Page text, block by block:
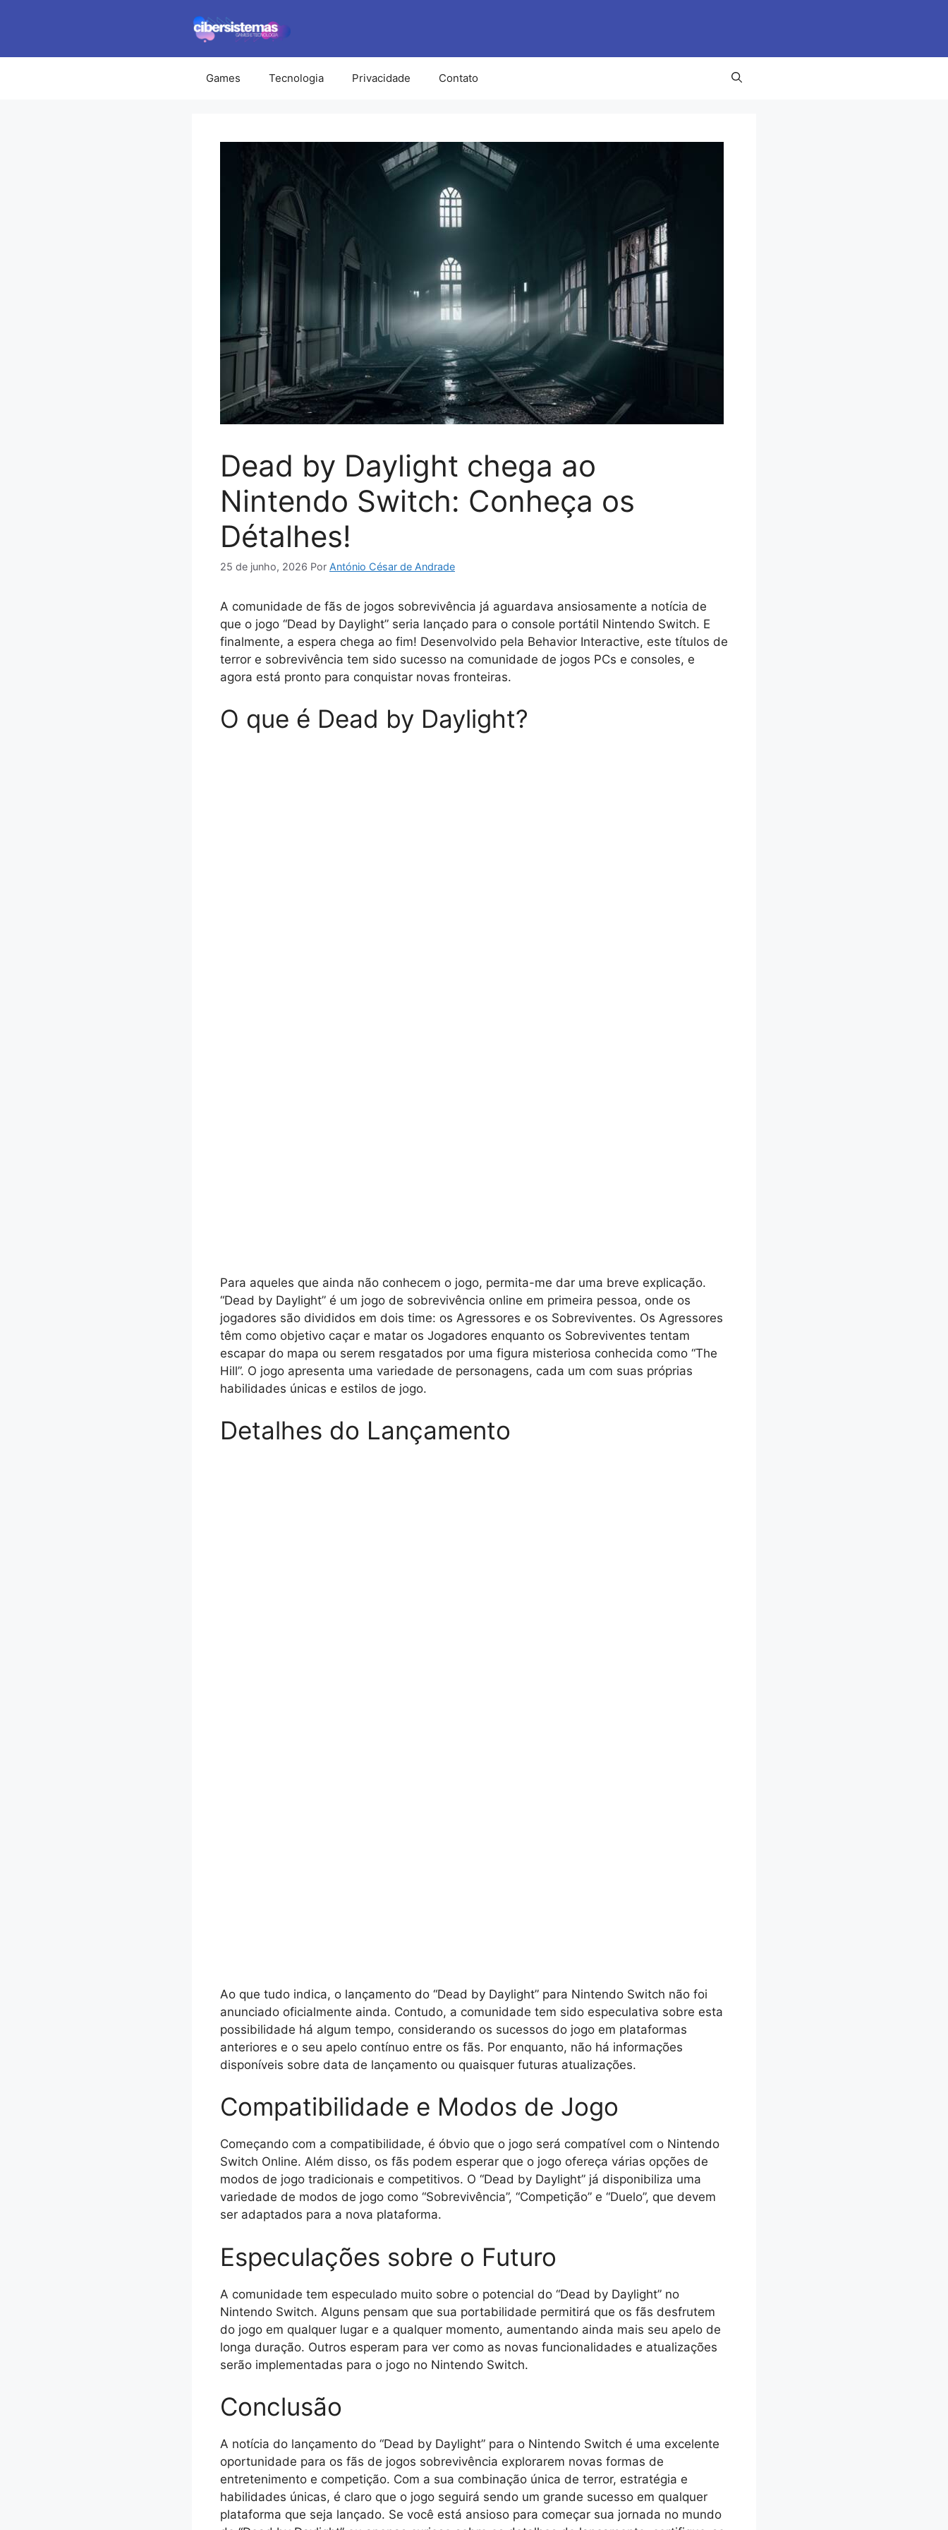
conteúdo
Games Tecnologia Privacidade Contato
Dead by Daylight chega ao
Nintendo Switch: Conheça os
Détalhes!
25 de junho, 2026 Por António César de Andrade
A comunidade de fãs de jogos sobrevivência já aguardava ansiosamente a notícia de
que o jogo “Dead by Daylight” seria lançado para o console portátil Nintendo Switch. E
finalmente, a espera chega ao fim! Desenvolvido pela Behavior Interactive, este títulos de
terror e sobrevivência tem sido sucesso na comunidade de jogos PCs e consoles, e
agora está pronto para conquistar novas fronteiras.
O que é Dead by Daylight?
Para aqueles que ainda não conhecem o jogo, permita-me dar uma breve explicação.
“Dead by Daylight” é um jogo de sobrevivência online em primeira pessoa, onde os
jogadores são divididos em dois time: os Agressores e os Sobreviventes. Os Agressores
têm como objetivo caçar e matar os Jogadores enquanto os Sobreviventes tentam
escapar do mapa ou serem resgatados por uma figura misteriosa conhecida como “The
Hill”. O jogo apresenta uma variedade de personagens, cada um com suas próprias
habilidades únicas e estilos de jogo.
Detalhes do Lançamento
Ao que tudo indica, o lançamento do “Dead by Daylight” para Nintendo Switch não foi
anunciado oficialmente ainda. Contudo, a comunidade tem sido especulativa sobre esta
possibilidade há algum tempo, considerando os sucessos do jogo em plataformas
anteriores e o seu apelo contínuo entre os fãs. Por enquanto, não há informações
disponíveis sobre data de lançamento ou quaisquer futuras atualizações.
Compatibilidade e Modos de Jogo
Começando com a compatibilidade, é óbvio que o jogo será compatível com o Nintendo
Switch Online. Além disso, os fãs podem esperar que o jogo ofereça várias opções de
modos de jogo tradicionais e competitivos. O “Dead by Daylight” já disponibiliza uma
variedade de modos de jogo como “Sobrevivência”, “Competição” e “Duelo”, que devem
ser adaptados para a nova plataforma.
Especulações sobre o Futuro
A comunidade tem especulado muito sobre o potencial do “Dead by Daylight” no
Nintendo Switch. Alguns pensam que sua portabilidade permitirá que os fãs desfrutem
do jogo em qualquer lugar e a qualquer momento, aumentando ainda mais seu apelo de
longa duração. Outros esperam para ver como as novas funcionalidades e atualizações
serão implementadas para o jogo no Nintendo Switch.
Conclusão
A notícia do lançamento do “Dead by Daylight” para o Nintendo Switch é uma excelente
oportunidade para os fãs de jogos sobrevivência explorarem novas formas de
entretenimento e competição. Com a sua combinação única de terror, estratégia e
habilidades únicas, é claro que o jogo seguirá sendo um grande sucesso em qualquer
plataforma que seja lançado. Se você está ansioso para começar sua jornada no mundo